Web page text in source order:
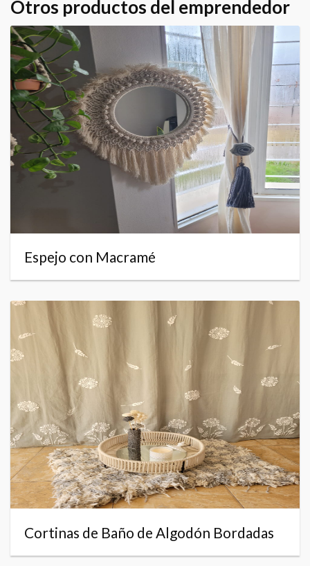
Otros productos del emprendedor
Espejo con Macramé
Cortinas de Baño de Algodón Bordadas